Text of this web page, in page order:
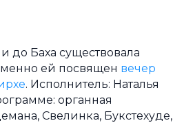
до Баха существовала
ей посвящен вечер
. Исполнитель: Наталья
органная
Свелинка, Букстехуде,